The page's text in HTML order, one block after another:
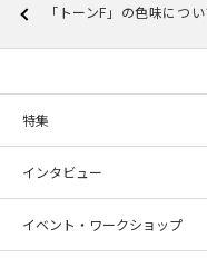
「トーンF」の色味につ
特集
インタビュー
イベント・ワークショップ